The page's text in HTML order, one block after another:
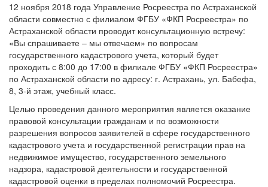
12 ноября 2018 года Управление Росреестра по Астраханской
области совместно с филиалом ФГБУ «ФКП Росреестра» по
Астраханской области проводит консультационную встречу:
«Вы спрашиваете – мы отвечаем» по вопросам
государственного кадастрового учета, который будет
проходить с 8:00 до 17:00 в филиале ФГБУ «ФКП Росреестра»
по Астраханской области по адресу: г. Астрахань, ул. Бабефа,
8, 3-й этаж, учебный класс.
Целью проведения данного мероприятия является оказание
правовой консультации гражданам и по возможности
разрешения вопросов заявителей в сфере государственного
кадастрового учета и государственной регистрации прав на
недвижимое имущество, государственного земельного
надзора, кадастровой деятельности и государственной
кадастровой оценки в пределах полномочий Росреестра.